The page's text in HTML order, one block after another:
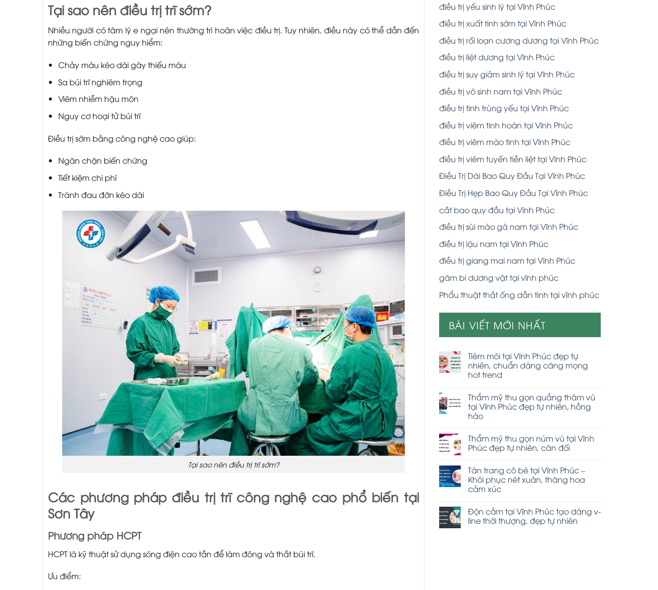
Tại sao nên điều trị trĩ sớm?
Nhiều người có tâm lý e ngại nên thường trì hoãn việc điều trị. Tuy nhiên, điều này có thể dẫn đến
những biến chứng nguy hiểm:
Chảy máu kéo dài gây thiếu máu
Sa búi trĩ nghiêm trọng
Viêm nhiễm hậu môn
Nguy cơ hoại tử búi trĩ
Điều trị sớm bằng công nghệ cao giúp:
Ngăn chặn biến chứng
Tiết kiệm chi phí
Tránh đau đớn kéo dài
Tại sao nên điều trị trĩ sớm?
Các phương pháp điều trị trĩ công nghệ cao phổ biến tại
Sơn Tây
Phương pháp HCPT
HCPT là kỹ thuật sử dụng sóng điện cao tần để làm đông và thắt búi trĩ.
Ưu điểm:
điều trị yếu sinh lý tại Vĩnh Phúc
điều trị xuất tinh sớm tại Vĩnh Phúc
điều trị rối loạn cương dương tại Vĩnh Phúc
điều trị liệt dương tại Vĩnh Phúc
điều trị suy giảm sinh lý tại Vĩnh Phúc
điều trị vô sinh nam tại Vĩnh Phúc
điều trị tinh trùng yếu tại Vĩnh Phúc
điều trị viêm tinh hoàn tại Vĩnh Phúc
điều trị viêm mào tinh tại Vĩnh Phúc
điều trị viêm tuyến tiền liệt tại Vĩnh Phúc
Điều Trị Dài Bao Quy Đầu Tại Vĩnh Phúc
Điều Trị Hẹp Bao Quy Đầu Tại Vĩnh Phúc
cắt bao quy đầu tại Vĩnh Phúc
điều trị sùi mào gà nam tại Vĩnh Phúc
điều trị lậu nam tại Vĩnh Phúc
điều trị giang mai nam tại Vĩnh Phúc
găm bi dương vật tại vĩnh phúc
Phẩu thuật thắt ống dẫn tinh tại vĩnh phúc
BÀI VIẾT MỚI NHẤT
Tiêm môi tại Vĩnh Phúc đẹp tự
nhiên, chuẩn dáng căng mọng
hot trend
Thẩm mỹ thu gọn quầng thâm vú
tại Vĩnh Phúc đẹp tự nhiên, hồng
hào
Thẩm mỹ thu gọn núm vú tại Vĩnh
Phúc đẹp tự nhiên, cân đối
Tân trang cô bé tại Vĩnh Phúc –
Khôi phục nét xuân, thăng hoa
cảm xúc
Độn cằm tại Vĩnh Phúc tạo dáng v-
line thời thượng, đẹp tự nhiên